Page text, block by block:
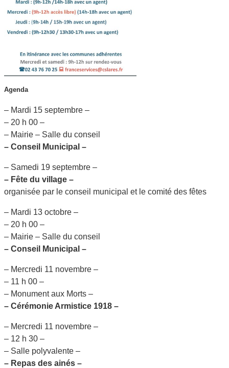
Agenda
– Mardi 15 septembre –
– 20 h 00 –
– Mairie – Salle du conseil
– Conseil Municipal –
– Samedi 19 septembre –
– Fête du village –
organisée par le conseil municipal et le comité des fêtes
– Mardi 13 octobre –
– 20 h 00 –
– Mairie – Salle du conseil
– Conseil Municipal –
– Mercredi 11 novembre –
– 11 h 00 –
– Monument aux Morts –
– Cérémonie Armistice 1918 –
– Mercredi 11 novembre –
– 12 h 30 –
– Salle polyvalente –
– Repas des ainés –